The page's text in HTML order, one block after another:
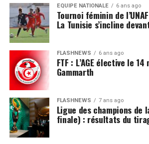
EQUIPE NATIONALE 6 ans ago
Tournoi féminin de
La Tunisie s’incline
FLASHNEWS 6 ans ago
FTF : L’AGE élective le
Gammarth
FLASHNEWS 7 ans ago
Ligue des champions de
finale) : résultats du